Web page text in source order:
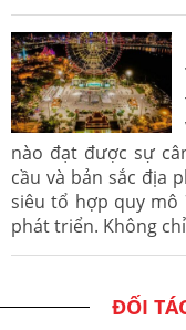
nào đạt được sự
cầu và bản sắc địa
siêu tổ hợp quy mô
phát triển. Không
ĐỐI